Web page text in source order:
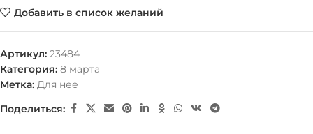
Добавить в список желаний
Артикул: 23484
Категория: 8 марта
Метка: Для нее
Поделиться: